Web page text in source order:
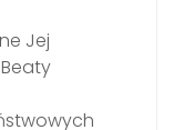
Jej